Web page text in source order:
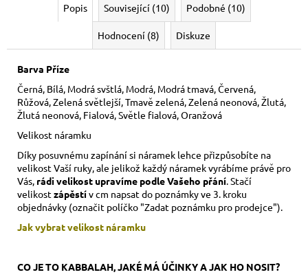
Popis Související (10) Podobné (10)
Hodnocení (8) Diskuze
Barva Příze
Černá, Bílá, Modrá svštlá, Modrá, Modrá tmavá, Červená,
Růžová, Zelená světlejší, Tmavě zelená, Zelená neonová, Žlutá,
Žlutá neonová, Fialová, Světle fialová, Oranžová
Velikost náramku
Díky posuvnému zapínání si náramek lehce přizpůsobíte na
velikost Vaší ruky, ale jelikož každý náramek vyrábíme právě pro
Vás, rádi velikost upravíme podle Vašeho přání . Stačí
velikostzápěstív cm napsat do poznámky ve 3. kroku
objednávky (označit políčko "Zadat poznámku pro prodejce").
Jak vybrat velikost náramku
CO JE TO KABBALAH, JAKÉ MÁ ÚČINKY A JAK HO NOSIT?